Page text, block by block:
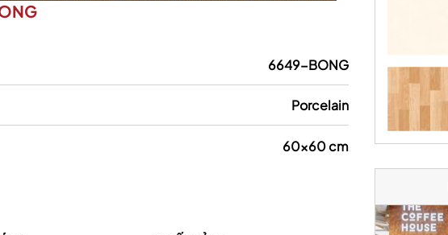
6649-BONG
Porcelain
60x60 cm